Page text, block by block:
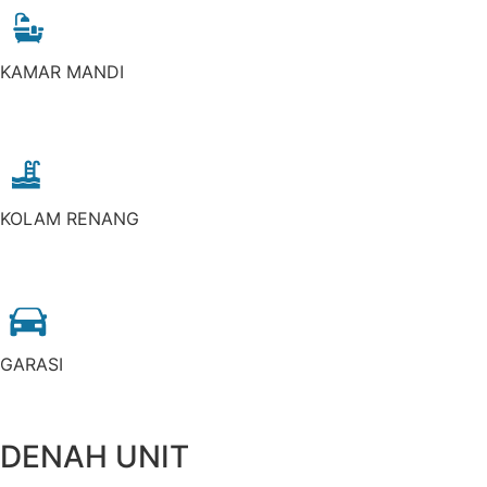
KAMAR MANDI
KOLAM RENANG
GARASI
DENAH UNIT